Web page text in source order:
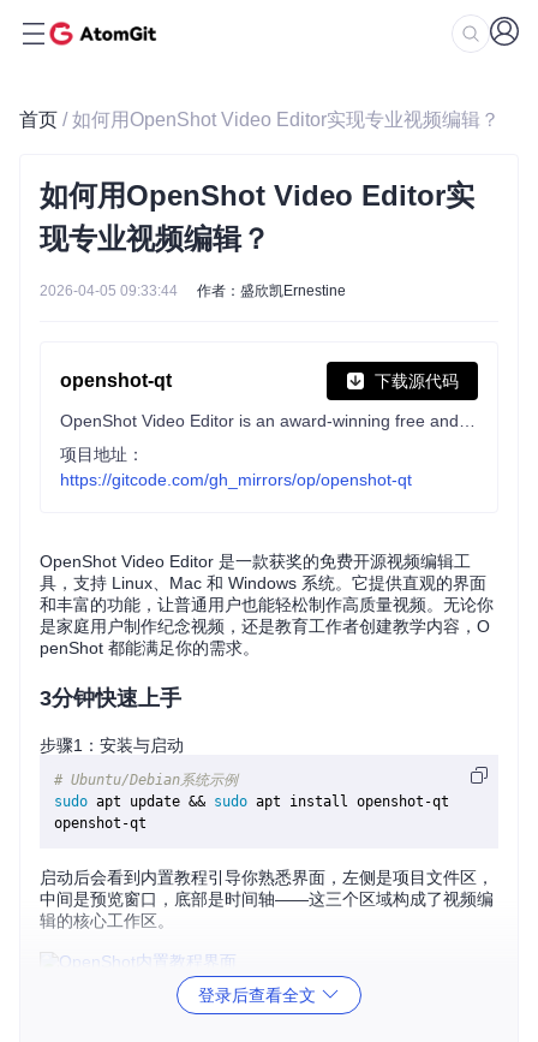
首页 / 如何用OpenShot Video Editor实现专业视频编辑？
如何用OpenShot Video Editor实
现专业视频编辑？
2026-04-05 09:33:44 作者：盛欣凯Ernestine
openshot-qt 下载源代码
项目地址：
https://gitcode.com/gh_mirrors/op/openshot-qt
OpenShot Video Editor 是一款获奖的免费开源视频编辑工
具，支持 Linux、Mac 和 Windows 系统。它提供直观的界面
和丰富的功能，让普通用户也能轻松制作高质量视频。无论你
是家庭用户制作纪念视频，还是教育工作者创建教学内容，O
penShot 都能满足你的需求。
3分钟快速上手
步骤1：安装与启动
# Ubuntu/Debian系统示例
sudo apt update && sudo apt install openshot-qt
启动后会看到内置教程引导你熟悉界面，左侧是项目文件区，
中间是预览窗口，底部是时间轴——这三个区域构成了视频编
辑的核心工作区。
步骤2：导入并排列素材登录后查看全文